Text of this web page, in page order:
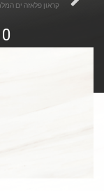
קראון פלאזה ים